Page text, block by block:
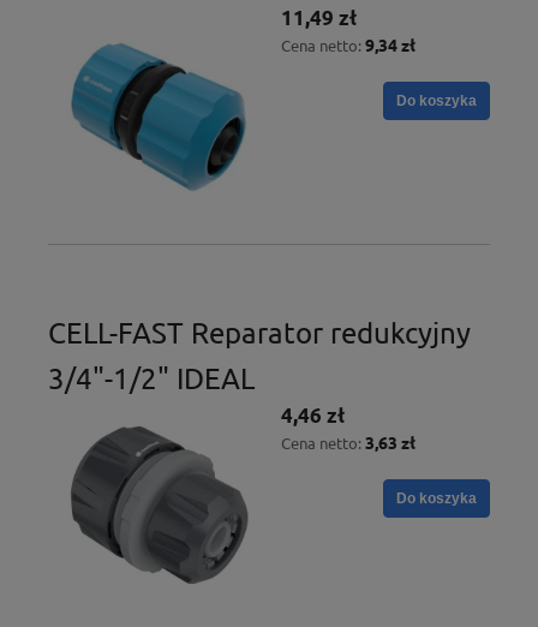
11,49 zł
Cena netto: 9,34 zł
Do koszyka
CELL-FAST Reparator redukcyjny
3/4"-1/2" IDEAL
4,46 zł
Cena netto: 3,63 zł
Do koszyka